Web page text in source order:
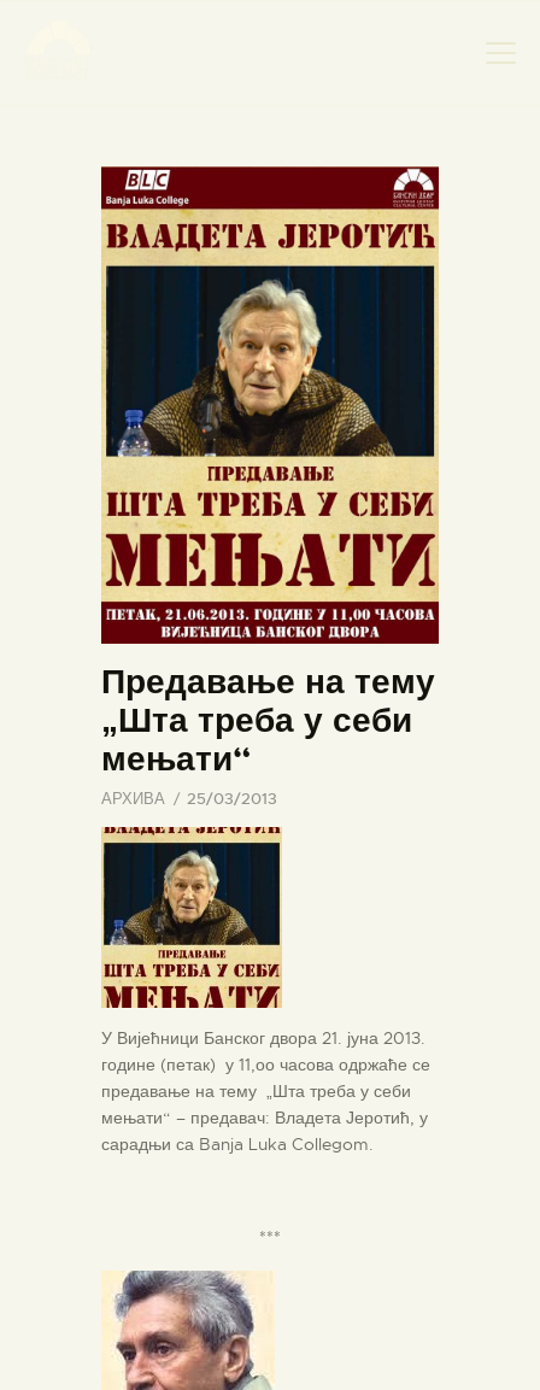
НАСЛОВНА
НОВОСТИ
НАЈАВА ДОГАЂАЈА
БАНСКИ ДВОР
ФОТОГРАФИЈЕ
ВИДЕО
КОНТАКТ
Предавање на тему
„Шта треба у себи
мењати“
АРХИВА 25/03/2013
У Вијећници Банског двора 21. јуна 2013.
године (петак) у 11,оо часова одржаће се
предавање на тему „Шта треба у себи
мењати“ – предавач: Владета Јеротић, у
сарадњи са Banja Luka Collegom.
***